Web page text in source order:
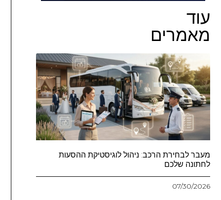
עוד
מאמרים
מעבר לבחירת הרכב: ניהול לוגיסטיקת ההסעות
לחתונה שלכם
07/30/2026